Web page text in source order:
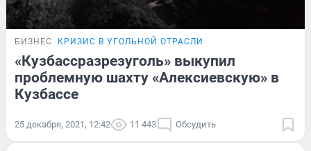
БИЗНЕС КРИЗИС В УГОЛЬНОЙ ОТРАСЛИ
«Кузбассразрезуголь» выкупил
проблемную шахту «Алексиевскую» в
Кузбассе
25 декабря, 2021, 12:42 11 443 Обсудить